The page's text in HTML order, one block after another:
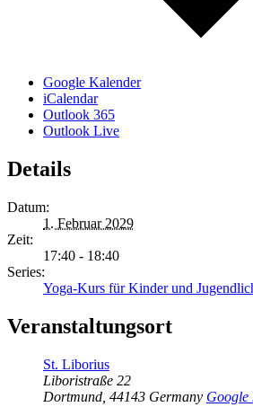
Google Kalender
iCalendar
Outlook 365
Outlook Live
Details
Datum:
1. Februar 2029
Zeit:
17:40 - 18:40
Series:
Yoga-Kurs für Kinder und
Veranstaltungsort
St. Liborius
Liboristraße 22
Dortmund 44143 Germany Google